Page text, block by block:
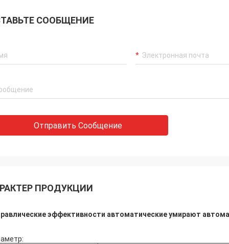
СООБЩЕНИЕ
Отправить Сообщение
ПРОДУКЦИИ
эффективности автоматические умирают